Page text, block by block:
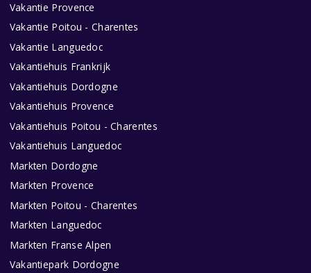
Vakantie Provence
Vakantie Poitou - Charentes
Vakantie Languedoc
Vakantiehuis Frankrijk
Vakantiehuis Dordogne
Vakantiehuis Provence
Vakantiehuis Poitou - Charentes
Vakantiehuis Languedoc
Markten Dordogne
Markten Provence
Markten Poitou - Charentes
Markten Languedoc
Markten Franse Alpen
Vakantiepark Dordogne